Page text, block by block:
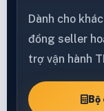
Dành cho
đồng seller
trợ vận hành